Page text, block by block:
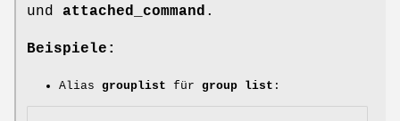
und attached_command .
Beispiele:
Alias grouplist für group list :